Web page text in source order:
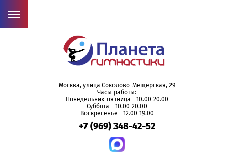
Москва, улица Соколово-Мещерская, 29
Часы работы:
Понедельник-пятница - 10.00-20.00
Суббота - 10.00-20.00
Воскресенье - 12.00-19.00
+7 (969) 348-42-52